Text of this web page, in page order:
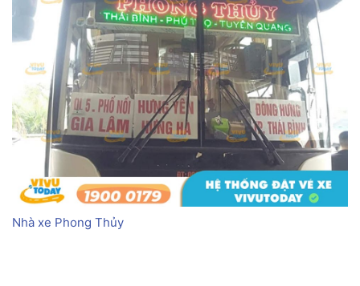
Nhà xe Phong Thủy